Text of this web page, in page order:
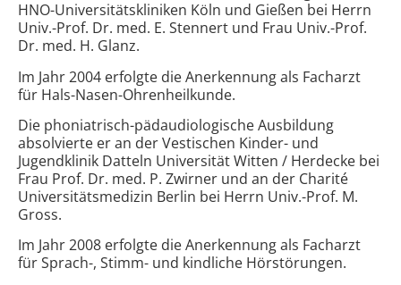
HNO-Universitätskliniken Köln und Gießen bei Herrn
Univ.-Prof. Dr. med. E. Stennert und Frau Univ.-Prof.
Dr. med. H. Glanz.
Im Jahr 2004 erfolgte die Anerkennung als Facharzt
für Hals-Nasen-Ohrenheilkunde.
Die phoniatrisch-pädaudiologische Ausbildung
absolvierte er an der Vestischen Kinder- und
Jugendklinik Datteln Universität Witten / Herdecke bei
Frau Prof. Dr. med. P. Zwirner und an der Charité
Universitätsmedizin Berlin bei Herrn Univ.-Prof. M.
Gross.
Im Jahr 2008 erfolgte die Anerkennung als Facharzt
für Sprach-, Stimm- und kindliche Hörstörungen.